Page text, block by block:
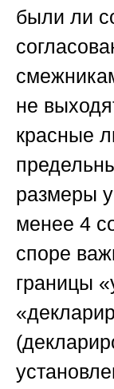
были ли
не
красные
размеры
менее 4
споре
границы